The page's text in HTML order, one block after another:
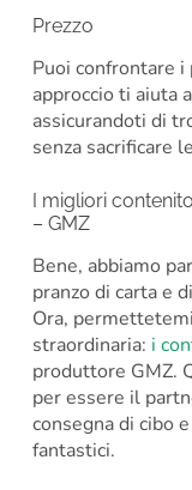
Prezzo
Puoi confrontare
approccio ti aiuta
assicurandoti di
senza sacrificare
I migliori
– GMZ
Bene, abbiamo
pranzo di carta e
Ora,
straordinaria: i
produttore GMZ.
per essere il
consegna di cibo
fantastici.